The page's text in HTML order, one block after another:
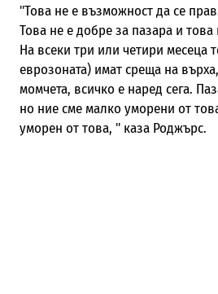
"Това не е възможност да се
Това не е добре за пазара и
На всеки три или четири месеца
еврозоната) имат среща на
момчета, всичко е наред сега.
но ние сме малко уморени от
уморен от това, " каза Роджърс.